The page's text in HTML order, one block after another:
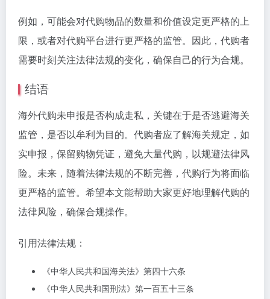
例如，可能会对代购物品的数量和价值设定更严格的上
限，或者对代购平台进行更严格的监管。因此，代购者
需要时刻关注法律法规的变化，确保自己的行为合规。
结语
海外代购未申报是否构成走私，关键在于是否逃避海关
监管，是否以牟利为目的。代购者应了解海关规定，如
实申报，保留购物凭证，避免大量代购，以规避法律风
险。未来，随着法律法规的不断完善，代购行为将面临
更严格的监管。希望本文能帮助大家更好地理解代购的
法律风险，确保合规操作。
引用法律法规：
《中华人民共和国海关法》第四十六条
《中华人民共和国刑法》第一百五十三条